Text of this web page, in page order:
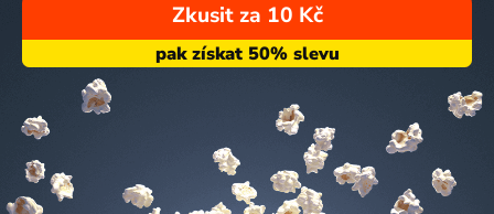
Zkusit za 10 Kč